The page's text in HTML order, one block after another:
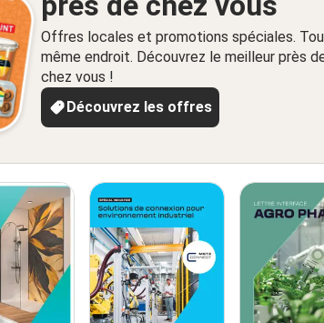
Offres locales et promotions spéciales.
même endroit. Découvrez le meilleur près
chez vous !
Découvrez les offres